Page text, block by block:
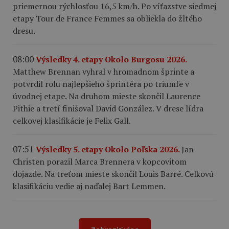
priemernou rýchlosťou 16,5 km/h. Po víťazstve siedmej
etapy Tour de France Femmes sa obliekla do žltého
dresu.
08:00Výsledky 4. etapy Okolo Burgosu 2026.
Matthew Brennan vyhral v hromadnom šprinte a
potvrdil rolu najlepšieho šprintéra po triumfe v
úvodnej etape. Na druhom mieste skončil Laurence
Pithie a tretí finišoval David González. V drese lídra
celkovej klasifikácie je Felix Gall.
07:51 Výsledky 5. etapy Okolo Poľska 2026.Jan
Christen porazil Marca Brennera v kopcovitom
dojazde. Na treťom mieste skončil Louis Barré. Celkovú
klasifikáciu vedie aj naďalej Bart Lemmen.